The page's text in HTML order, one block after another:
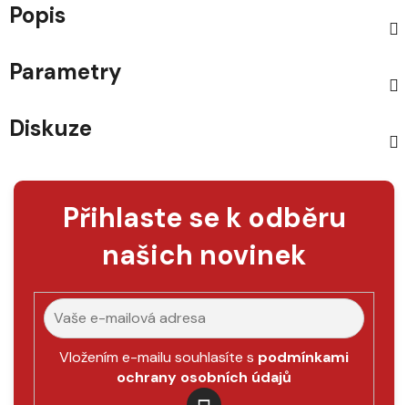
Popis
Parametry
Diskuze
Přihlaste se k odběru
našich novinek
Vložením e-mailu souhlasíte s podmínkami
ochrany osobních údajů